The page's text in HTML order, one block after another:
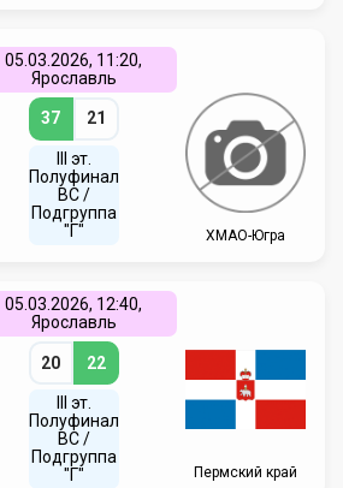
05.03.2026, 11:20,
Ярославль
37 21
III эт.
Полуфинал
ВC /
Подгруппа
"Г"
ХМАО-Югра
05.03.2026, 12:40,
Ярославль
20 22
III эт.
Полуфинал
ВC /
Подгруппа
"Г"
Пермский край